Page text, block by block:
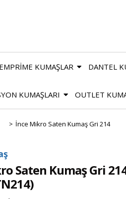
EMPRİME KUMAŞLAR DANTEL
KUMAŞLARI OUTLET
> İnce Mikro Saten Kumaş Gri 214
Saten Kumaş Gri